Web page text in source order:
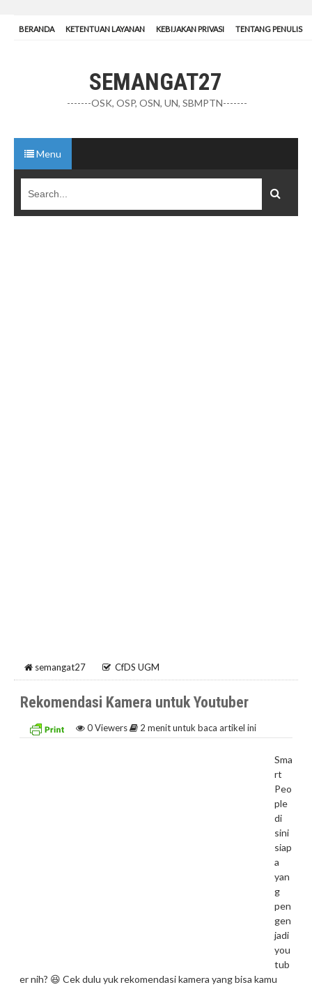
BERANDA KETENTUAN LAYANAN KEBIJAKAN PRIVASI TENTANG PENULIS
SEMANGAT27
-------OSK, OSP, OSN, UN, SBMPTN-------
Menu
semangat27 CfDS UGM
Rekomendasi Kamera untuk Youtuber
0Viewers 2 menit untuk baca artikel ini
Sma
rt
Peo
ple
di
sini
siap
a
yan
g
pen
gen
jadi
you
tub
er nih? 😆 Cek dulu yuk rekomendasi kamera yang bisa kamu